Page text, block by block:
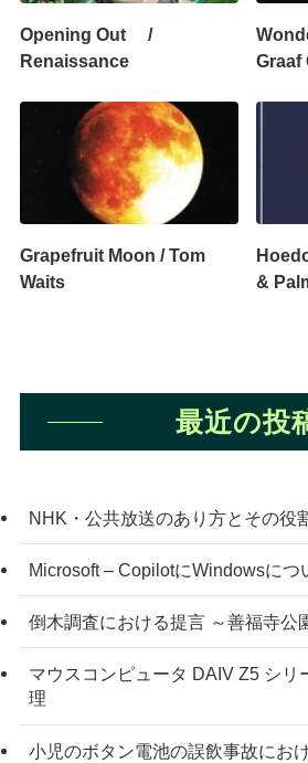
Opening Out /
Renaissance
Grapefruit Moon / Tom
Waits
&
最近の投
NHK・公共放送のあり方とその役
Microsoft – CopilotにWindowsにつ
倒木調査における提言 ～善福寺公
マウスコンピュータ DAIV Z5 シリ
理
小児のボタン電池の誤飲事故にお